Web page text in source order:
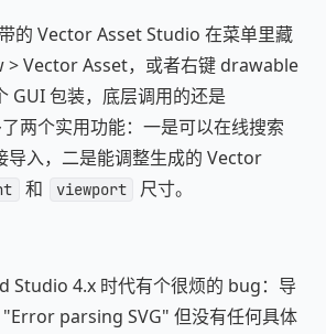
的 Vector Asset Studio 在菜单里藏
> Vector Asset，或者右键 drawable
GUI 包装，底层调用的还是
两个实用功能：一是可以在线搜索
入，二是能调整生成的 Vector
和 viewport 尺寸。
Studio 4.x 时代有个很烦的 bug：导
"Error parsing SVG" 但没有任何具体